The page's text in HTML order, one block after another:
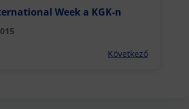
Week a KGK-n
Következő